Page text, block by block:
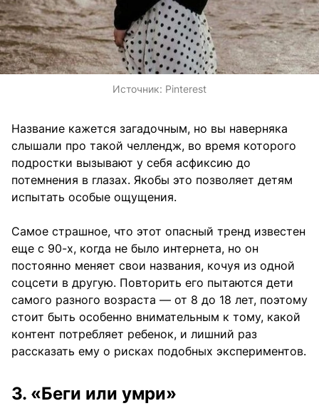
Источник: Pinterest
Название кажется загадочным, но вы наверняка
слышали про такой челлендж, во время которого
подростки вызывают у себя асфиксию до
потемнения в глазах. Якобы это позволяет детям
испытать особые ощущения.
Самое страшное, что этот опасный тренд известен
еще с 90-х, когда не было интернета, но он
постоянно меняет свои названия, кочуя из одной
соцсети в другую. Повторить его пытаются дети
самого разного возраста — от 8 до 18 лет, поэтому
стоит быть особенно внимательным к тому, какой
контент потребляет ребенок, и лишний раз
рассказать ему о рисках подобных экспериментов.
3. «Беги или умри»